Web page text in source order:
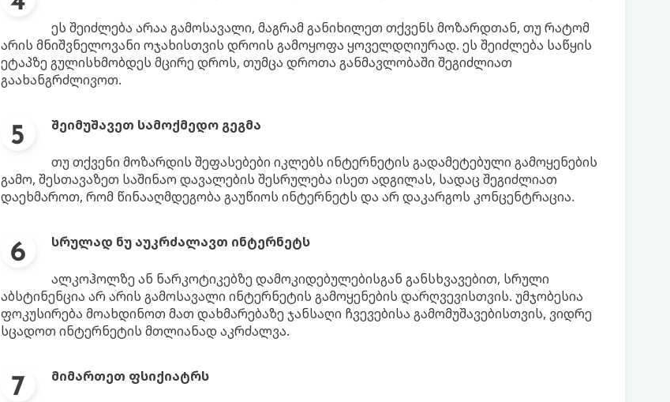
ეს შეიძლება არაა გამოსავალი, მაგრამ განიხილეთ თქვენს მოზარდთან, თუ რატომ
არის მნიშვნელოვანი ოჯახისთვის დროის გამოყოფა ყოველდღიურად. ეს შეიძლება საწყის
ეტაპზე გულისხმობდეს მცირე დროს, თუმცა დროთა განმავლობაში შეგიძლიათ
გაახანგრძლივოთ.
შეიმუშავეთ სამოქმედო გეგმა
თუ თქვენი მოზარდის შეფასებები იკლებს ინტერნეტის გადამეტებული გამოყენების
გამო, შესთავაზეთ საშინაო დავალების შესრულება ისეთ ადგილას, სადაც შეგიძლიათ
დაეხმაროთ, რომ წინააღმდეგობა გაუწიოს ინტერნეტს და არ დაკარგოს კონცენტრაცია.
სრულად ნუ აუკრძალავთ ინტერნეტს
ალკოჰოლზე ან ნარკოტიკებზე დამოკიდებულებისგან განსხვავებით, სრული
აბსტინენცია არ არის გამოსავალი ინტერნეტის გამოყენების დარღვევისთვის. უმჯობესია
ფოკუსირება მოახდინოთ მათ დახმარებაზე ჯანსაღი ჩვევებისა გამომუშავებისთვის, ვიდრე
სცადოთ ინტერნეტის მთლიანად აკრძალვა.
მიმართეთ ფსიქიატრს